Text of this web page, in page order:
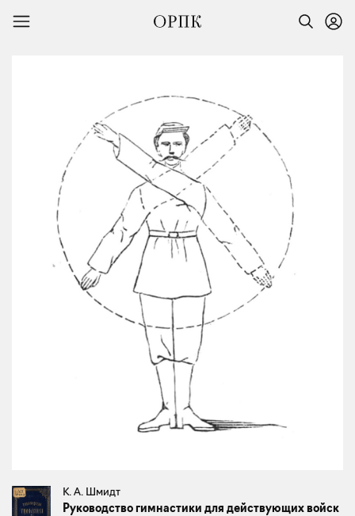
К. А. Шмидт
Руководство гимнастики для действующих войск